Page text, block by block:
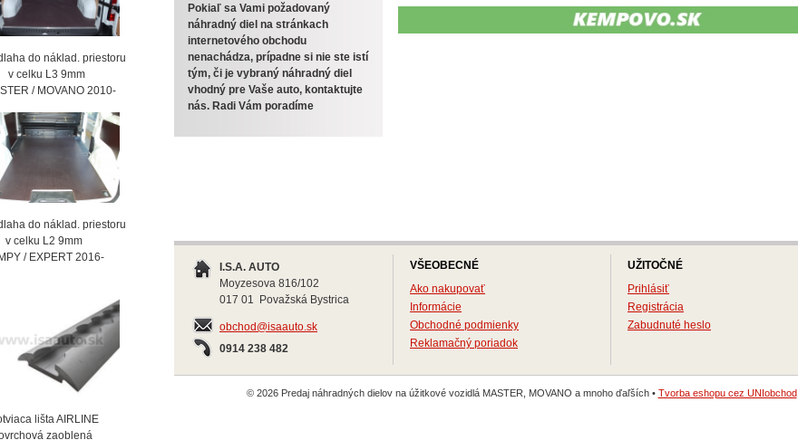
Pokiaľ sa Vami požadovaný
náhradný diel na stránkach
internetového obchodu
nenachádza, prípadne si nie ste istí
tým, či je vybraný náhradný diel
vhodný pre Vaše auto, kontaktujte
nás. Radi Vám poradíme
I.S.A. AUTO
Moyzesova 816/102
017 01 Považská Bystrica
obchod@isaauto.sk
0914 238 482
VŠEOBECNÉ
Ako nakupovať
Informácie
Obchodné podmienky
Reklamačný poriadok
UŽITOČNÉ
Prihlásiť
Registrácia
Zabudnuté heslo
© 2026 Predaj náhradných dielov na úžitkové vozidlá MASTER, MOVANO a mnoho ďaľších • Tvorba eshopu cez UNIobchod,
do náklad. priestoru
L3 9mm
/ MOVANO 2010-
do náklad. priestoru
L2 9mm
/ EXPERT 2016-
lišta AIRLINE
zaoblená